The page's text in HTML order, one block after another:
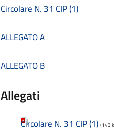
Circolare N. 31 CIP (1)
ALLEGATO A
ALLEGATO B
Allegati
Circolare N. 31 CIP (1) (143